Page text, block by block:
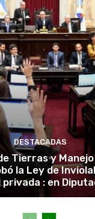
DESTACADAS
Tierras y Manejo
la Ley de
: en